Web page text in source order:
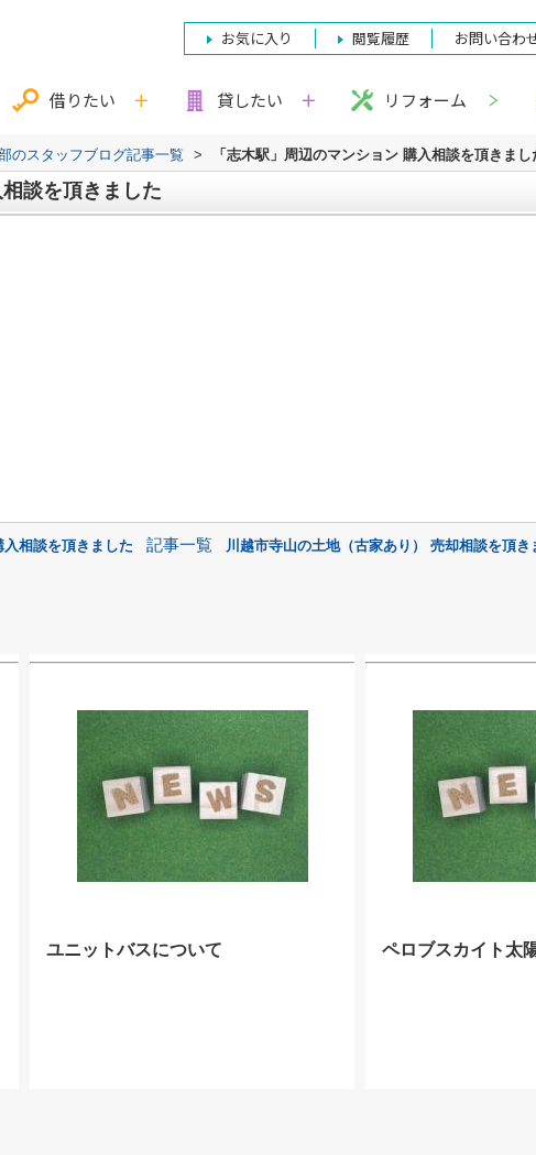
お気に入り 閲覧履歴 お問い合わ
借りたい 貸したい リフォーム
のスタッフブログ記事一覧 > 「志木駅」周辺のマンション 購入相談を頂きまし
談を頂きました
相談を頂きました 記事一覧 川越市寺山の土地（古家あり） 売却相談を頂
ユニットバスについて ペロブスカイト太